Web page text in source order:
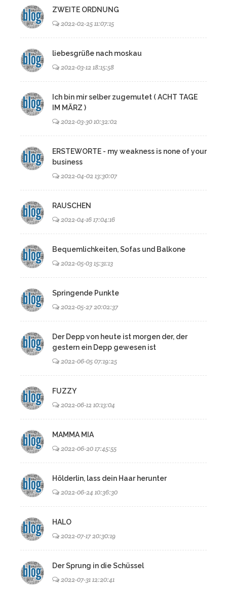
ZWEITE ORDNUNG
2022-02-25 11:07:15
liebesgrüße nach moskau
2022-03-12 18:15:58
Ich bin mir selber zugemutet ( ACHT TAGE
IM MÄRZ )
2022-03-30 10:32:02
ERSTEWORTE - my weakness is none of your
business
2022-04-02 13:30:07
RAUSCHEN
2022-04-16 17:04:16
Bequemlichkeiten, Sofas und Balkone
2022-05-03 15:31:13
Springende Punkte
2022-05-27 20:02:37
Der Depp von heute ist morgen der, der
gestern ein Depp gewesen ist
2022-06-05 07:19:25
FUZZY
2022-06-12 10:13:04
MAMMA MIA
2022-06-20 17:45:55
Hölderlin, lass dein Haar herunter
2022-06-24 10:36:30
HALO
2022-07-17 20:30:19
Der Sprung in die Schüssel
2022-07-31 12:20:41